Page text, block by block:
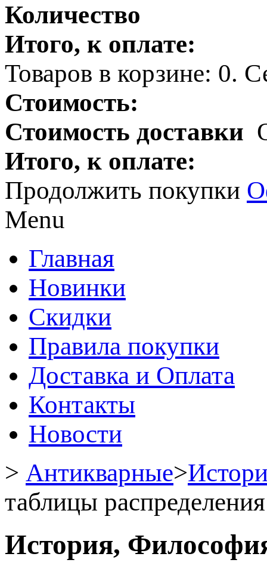
Количество
Итого, к оплате:
Товаров в корзине: 0.
Стоимость:
Стоимость доставки
Итого, к оплате:
Продолжить покупки
Menu
Главная
Новинки
Скидки
Правила покупки
Доставка и Оплата
Контакты
Новости
> Антикварные>
таблицы
История,